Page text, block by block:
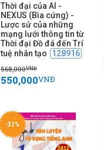
Thời đại của AI -
NEXUS (Bìa cứng) -
Lược sử của những
mạng lưới thông tin từ
Thời đại Đồ đá đến Trí
tuệ nhân tạo
128916
568,000VNĐ
550,000VNĐ
-31%